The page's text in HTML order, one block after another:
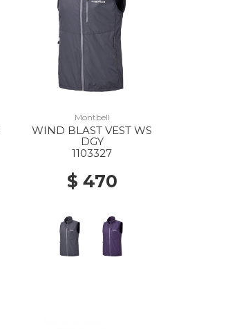
Montbell
WIND BLAST VEST WS
DGY
1103327
$ 470